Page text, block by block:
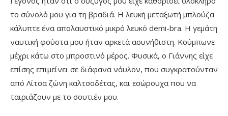
το σύνολό μου για τη βραδιά. Η λευκή μεταξωτή μπλούζα
κάλυπτε ένα απολαυστικό μικρό λευκό demi-bra. Η γεμάτη
ναυτική φούστα μου ήταν αρκετά ασυνήθιστη. Κούμπωνε
μέχρι κάτω στο μπροστινό μέρος. Φυσικά, ο Γιάννης είχε
επίσης επιμείνει σε διάφανα νάυλον, που συγκρατούνταν
από Λίτσα ζώνη καλτσοδέτας, και εσώρουχα που να
ταιριάζουν με το σουτιέν μου.